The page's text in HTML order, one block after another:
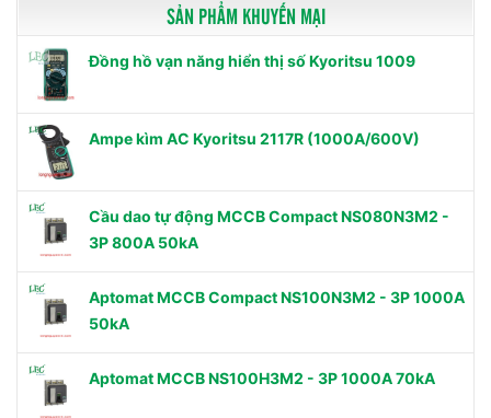
SẢN PHẨM KHUYẾN MẠI
Đồng hồ vạn năng hiển thị số Kyoritsu 1009
Ampe kìm AC Kyoritsu 2117R (1000A/600V)
Cầu dao tự động MCCB Compact NS080N3M2 -
3P 800A 50kA
Aptomat MCCB Compact NS100N3M2 - 3P 1000A
50kA
Aptomat MCCB NS100H3M2 - 3P 1000A 70kA